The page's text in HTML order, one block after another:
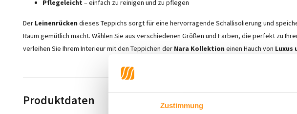
Zustimmung
Pflegeleicht – einfach zu reinigen und zu pflegen
Der Leinenrücken dieses Teppichs sorgt für eine hervorragende Schallisolierung und
Raum gemütlich macht. Wählen Sie aus verschiedenen Größen und Farben, die perfekt zu
verleihen Sie Ihrem Interieur mit den Teppichen der Nara Kollektioneinen Hauch von Luxus
Produktdaten